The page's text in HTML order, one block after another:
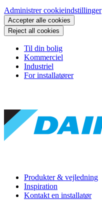
Administrer cookieindstillinger
Accepter alle cookies
Reject all cookies
Til din bolig
Kommerciel
Industriel
For installatører
Produkter & vejledning
Inspiration
Kontakt en installatør